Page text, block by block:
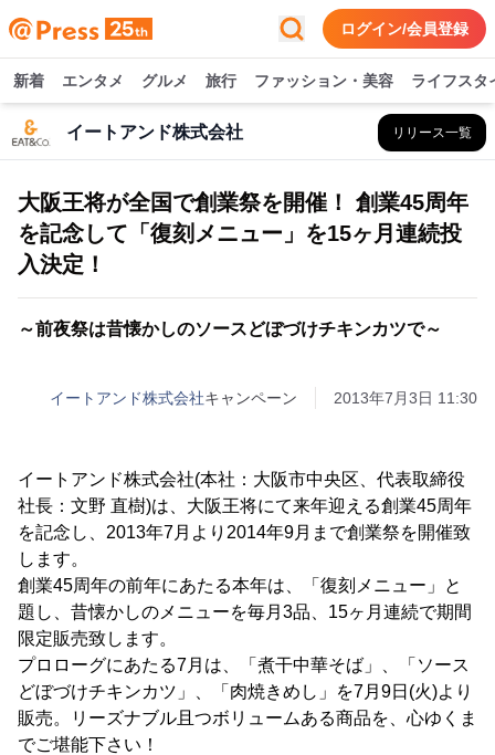
ログイン/会員登録
新着 エンタメ グルメ 旅行 ファッション・美容 ライフスタ
イートアンド株式会社 リリース一覧
大阪王将が全国で創業祭を開催！ 創業45周年
を記念して「復刻メニュー」を15ヶ月連続投
入決定！
～前夜祭は昔懐かしのソースどぼづけチキンカツで～
イートアンド株式会社キャンペーン 2013年7月3日 11:30
イートアンド株式会社(本社：大阪市中央区、代表取締役
社長：文野 直樹)は、大阪王将にて来年迎える創業45周年
を記念し、2013年7月より2014年9月まで創業祭を開催致
します。
創業45周年の前年にあたる本年は、「復刻メニュー」と
題し、昔懐かしのメニューを毎月3品、15ヶ月連続で期間
限定販売致します。
プロローグにあたる7月は、「煮干中華そば」、「ソース
どぼづけチキンカツ」、「肉焼きめし」を7月9日(火)より
販売。リーズナブル且つボリュームある商品を、心ゆくま
でご堪能下さい！